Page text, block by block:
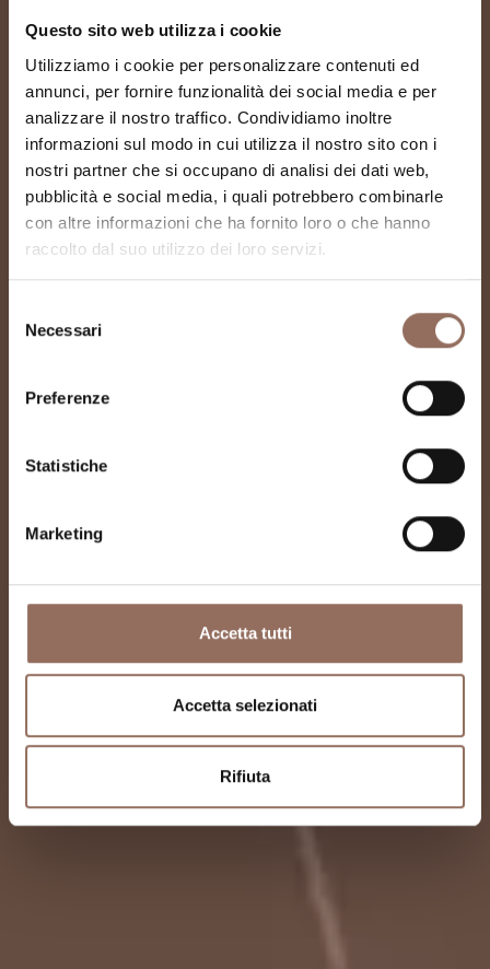
Questo sito web utilizza i cookie
Utilizziamo i cookie per personalizzare contenuti ed
annunci, per fornire funzionalità dei social media e per
analizzare il nostro traffico. Condividiamo inoltre
informazioni sul modo in cui utilizza il nostro sito con i
nostri partner che si occupano di analisi dei dati web,
pubblicità e social media, i quali potrebbero combinarle
con altre informazioni che ha fornito loro o che hanno
raccolto dal suo utilizzo dei loro servizi.
delNecessari
Preferenze
Statistiche
Marketing
Accetta tutti
Accetta selezionati
Rifiuta
Chiesa di San Rocco -
A cheerful Person di
Zahng Enli